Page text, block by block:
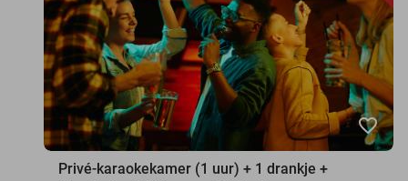
favorite_border
Privé-karaokekamer (1 uur) + 1 drankje +